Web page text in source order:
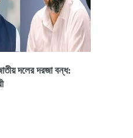
দলের দরজা বন্ধ: